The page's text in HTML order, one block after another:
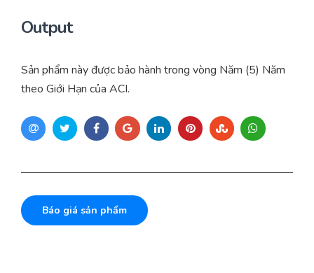
Tư vấn thiết kế, thi công tủ điều khiển
Thi công – Lắp đặt hệ thống HVAC
Output
Sản phẩm này được bảo hành trong vòng Năm (5) Năm
theo Giới Hạn của ACI.
Báo giá sản phẩm